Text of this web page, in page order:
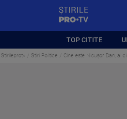
TOP CITITE
Stirileprotv Stiri Politice Cine este Nicușor Dan, al